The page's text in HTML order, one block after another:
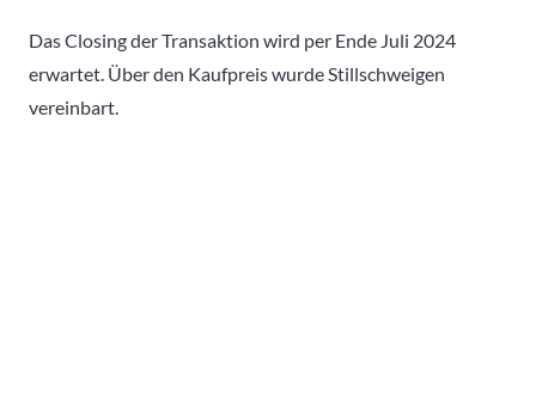
Das Closing der Transaktion wird per Ende Juli 2024
erwartet. Über den Kaufpreis wurde Stillschweigen
vereinbart.